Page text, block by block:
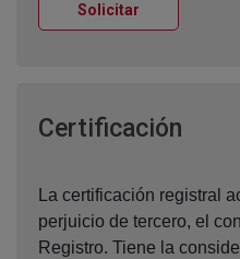
Solicitar
Certificación
La certificación registral
perjuicio de tercero, el
Registro. Tiene la